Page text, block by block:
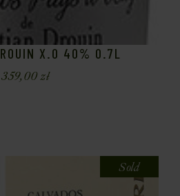
X.O 40% 0.7L
359,00zł
Sold